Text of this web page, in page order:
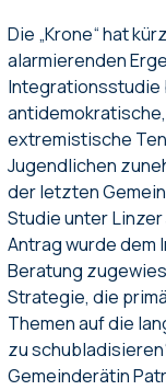
Die „Krone“ hat
alarmierenden
Integrationsstudie
extremistische
Jugendlichen
der letzten
Studie unter
Antrag wurde
Beratung
Strategie, die
Themen auf die
zu
Gemeinderätin